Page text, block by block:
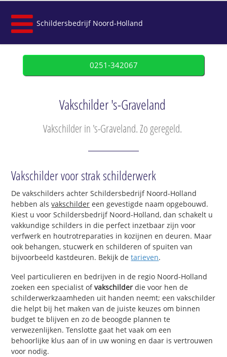
Schildersbedrijf Noord-Holland
0251-342067
Vakschilder 's-Graveland
Vakschilder in 's-Graveland. Zo geregeld.
Vakschilder voor strak schilderwerk
De vakschilders achter Schildersbedrijf Noord-Holland
hebben alsvakschilder een gevestigde naam opgebouwd.
Kiest u voor Schildersbedrijf Noord-Holland, dan schakelt u
vakkundige schilders in die perfect inzetbaar zijn voor
verfwerk en houtrotreparaties in kozijnen en deuren. Maar
ook behangen, stucwerk en schilderen of spuiten van
bijvoorbeeld kastdeuren. Bekijk detarieven.
Veel particulieren en bedrijven in de regio Noord-Holland
zoeken een specialist ofvakschilder die voor hen de
schilderwerkzaamheden uit handen neemt; een vakschilder
die helpt bij het maken van de juiste keuzes om binnen
budget te blijven en zo de beoogde plannen te
verwezenlijken. Tenslotte gaat het vaak om een
behoorlijke klus aan of in uw woning en daar is vertrouwen
voor nodig.